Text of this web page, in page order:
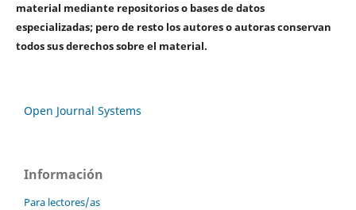
material mediante repositorios o bases de datos
especializadas; pero de resto los autores o autoras conservan
todos sus derechos sobre el material.
Open Journal Systems
Información
Para lectores/as